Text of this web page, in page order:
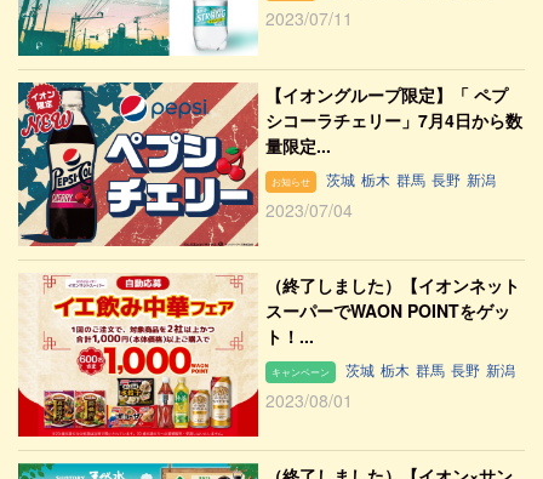
2023/07/11
【イオングループ限定】「 ペプ
シコーラチェリー」7月4日から数
量限定...
お知らせ 茨城 栃木 群馬 長野 新潟
2023/07/04
（終了しました）【イオンネット
スーパーでWAON POINTをゲッ
ト！...
キャンペーン 茨城 栃木 群馬 長野 新潟
2023/08/01